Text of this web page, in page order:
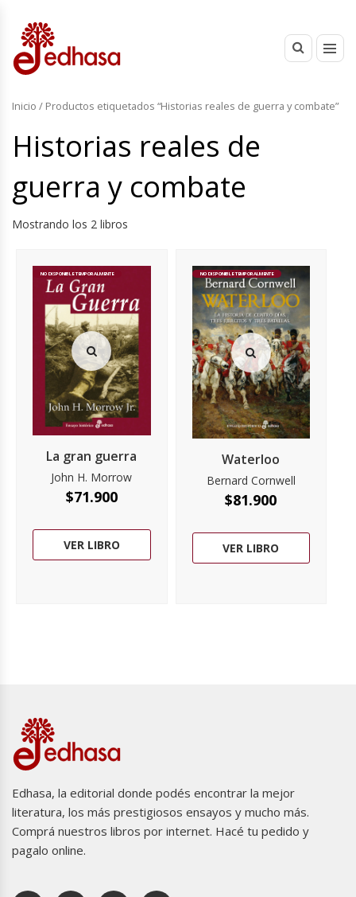
Inicio / Productos etiquetados “Historias reales de guerra y combate”
Historias reales de
guerra y combate
Mostrando los 2 libros
NO DISPONIBLE TEMPORALMENTE
La gran guerra
John H. Morrow
$71.900
VER LIBRO
NO DISPONIBLE TEMPORALMENTE
Waterloo
Bernard Cornwell
$81.900
VER LIBRO
Edhasa, la editorial donde podés encontrar la mejor
literatura, los más prestigiosos ensayos y mucho más.
Comprá nuestros libros por internet. Hacé tu pedido y
pagalo online.